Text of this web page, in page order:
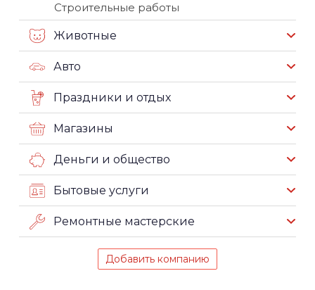
Строительные работы
Животные
Авто
Праздники и отдых
Магазины
Деньги и общество
Бытовые услуги
Ремонтные мастерские
Добавить компанию